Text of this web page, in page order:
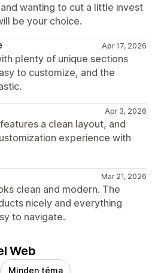
wanting to cut a little invest
be your choice.
Apr 17, 2026
plenty of unique sections
to customize, and the
Apr 3, 2026
a clean layout, and
experience with
Mar 21, 2026
clean and modern. The
nicely and everything
to navigate.
Web
Minden téma